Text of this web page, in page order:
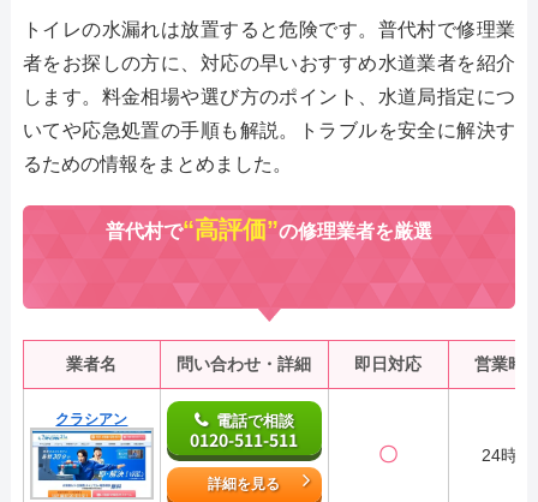
トイレの水漏れは放置すると危険です。普代村で修理業
者をお探しの方に、対応の早いおすすめ水道業者を紹介
します。料金相場や選び方のポイント、水道局指定につ
いてや応急処置の手順も解説。トラブルを安全に解決す
るための情報をまとめました。
普代村で“高評価”の修理業者を厳選
業者名 問い合わせ・詳細 即日対応 営業時
クラシアン 電話で相談
0120-511-511
詳細を見る
〇 24時間